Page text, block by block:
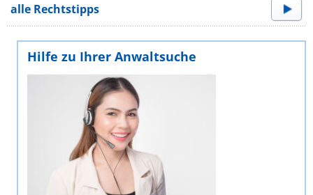
alle Rechtstipps
Hilfe zu Ihrer Anwaltsuche